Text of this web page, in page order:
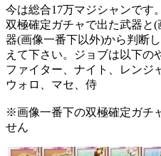
今は総合17万マジシャンです。
双極確定ガチャで出た武器と
器(画像一番下以外)から判断
えて下さい。ジョブは以下の
ファイター、ナイト、レンジ
ウォロ、マセ、侍
※画像一番下の双極確定ガチ
せん